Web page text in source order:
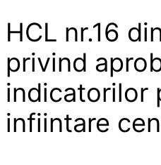
HCL nr.16
privind
indicatorilor
infiintare